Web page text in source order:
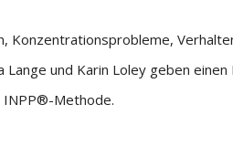
Konzentrationsprobleme,
Lange und Karin Loley geben
INPP®-Methode.